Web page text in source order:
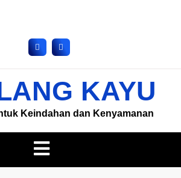
KAYU
Keindahan dan Kenyamanan